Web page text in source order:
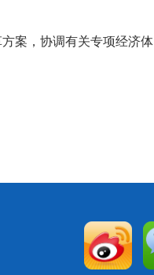
案，协调有关专项经济体